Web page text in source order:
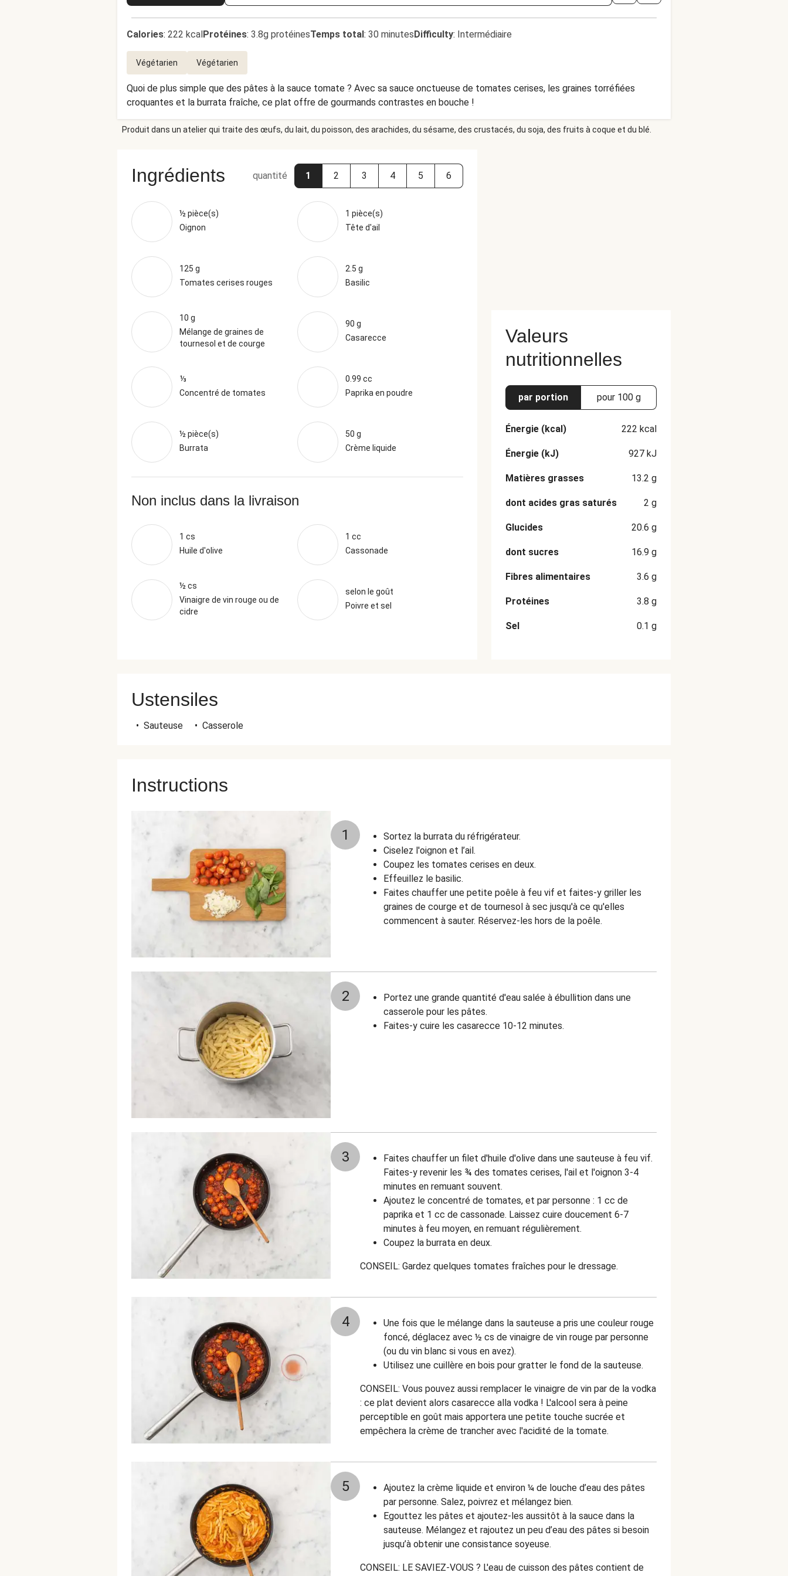
Calories: 222 kcalProtéines: 3.8g protéinesTemps total: 30 minutesDifficulty: Intermédiaire
Végétarien Végétarien
Quoi de plus simple que des pâtes à la sauce tomate ? Avec sa sauce onctueuse de tomates cerises, les graines torréfiées
croquantes et la burrata fraîche, ce plat offre de gourmands contrastes en bouche !
Produit dans un atelier qui traite des œufs, du lait, du poisson, des arachides, du sésame, des crustacés, du soja, des fruits à coque et du blé.
Ingrédients quantité 1 2 3 4 5 6
½ pièce(s)
Oignon
1 pièce(s)
Tête d'ail
125 g
Tomates cerises rouges
2.5 g
Basilic
10 g
Mélange de graines de
tournesol et de courge
90 g
Casarecce
⅓
Concentré de tomates
0.99 cc
Paprika en poudre
½ pièce(s)
Burrata
50 g
Crème liquide
Non inclus dans la livraison
1 cs
Huile d'olive
1 cc
Cassonade
½ cs
Vinaigre de vin rouge ou de
cidre
selon le goût
Poivre et sel
Valeurs
nutritionnelles
par portion pour 100 g
Énergie (kcal) 222 kcal
Énergie (kJ) 927 kJ
Matières grasses 13.2 g
dont acides gras saturés 2 g
Glucides 20.6 g
dont sucres 16.9 g
Fibres alimentaires 3.6 g
Protéines 3.8 g
Sel 0.1 g
Ustensiles
• Sauteuse • Casserole
Instructions
1
Sortez la burrata du réfrigérateur.
Ciselez l'oignon et l’ail.
Coupez les tomates cerises en deux.
Effeuillez le basilic.
Faites chauffer une petite poêle à feu vif et faites-y griller les
graines de courge et de tournesol à sec jusqu'à ce qu'elles
commencent à sauter. Réservez-les hors de la poêle.
2
Portez une grande quantité d'eau salée à ébullition dans une
casserole pour les pâtes.
Faites-y cuire les casarecce 10-12 minutes.
3
Faites chauffer un filet d'huile d'olive dans une sauteuse à feu vif.
Faites-y revenir les ¾ des tomates cerises, l'ail et l'oignon 3-4
minutes en remuant souvent.
Ajoutez le concentré de tomates, et par personne : 1 cc de
paprika et 1 cc de cassonade. Laissez cuire doucement 6-7
minutes à feu moyen, en remuant régulièrement.
Coupez la burrata en deux.
CONSEIL: Gardez quelques tomates fraîches pour le dressage.
4
Une fois que le mélange dans la sauteuse a pris une couleur rouge
foncé, déglacez avec ½ cs de vinaigre de vin rouge par personne
(ou du vin blanc si vous en avez).
Utilisez une cuillère en bois pour gratter le fond de la sauteuse.
CONSEIL: Vous pouvez aussi remplacer le vinaigre de vin par de la vodka
: ce plat devient alors casarecce alla vodka ! L'alcool sera à peine
perceptible en goût mais apportera une petite touche sucrée et
empêchera la crème de trancher avec l'acidité de la tomate.
5
Ajoutez la crème liquide et environ ¼ de louche d’eau des pâtes
par personne. Salez, poivrez et mélangez bien.
Egouttez les pâtes et ajoutez-les aussitôt à la sauce dans la
sauteuse. Mélangez et rajoutez un peu d’eau des pâtes si besoin
jusqu’à obtenir une consistance soyeuse.
CONSEIL: LE SAVIEZ-VOUS ? L'eau de cuisson des pâtes contient de